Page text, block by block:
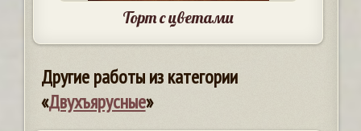
Торт с цветами
Другие работы из категории
«Двухъярусные»